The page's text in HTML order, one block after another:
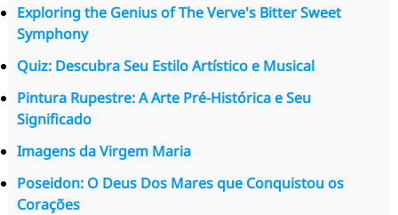
Exploring the Genius of The Verve's Bitter Sweet
Symphony
Quiz: Descubra Seu Estilo Artístico e Musical
Pintura Rupestre: A Arte Pré-Histórica e Seu
Significado
Imagens da Virgem Maria
Poseidon: O Deus Dos Mares que Conquistou os
Corações